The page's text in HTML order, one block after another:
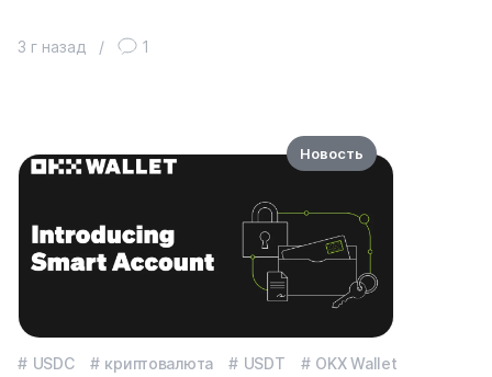
3 г назад / 1
USDC криптовалюта USDT
OKX Wallet
Новость